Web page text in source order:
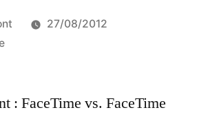
27/08/2012
sur
vs.: FaceTime vs. FaceTime